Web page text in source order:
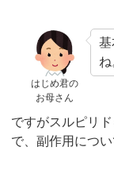
はじめ君の
お母さん
ね
ですがスルピリ
で、副作用につ